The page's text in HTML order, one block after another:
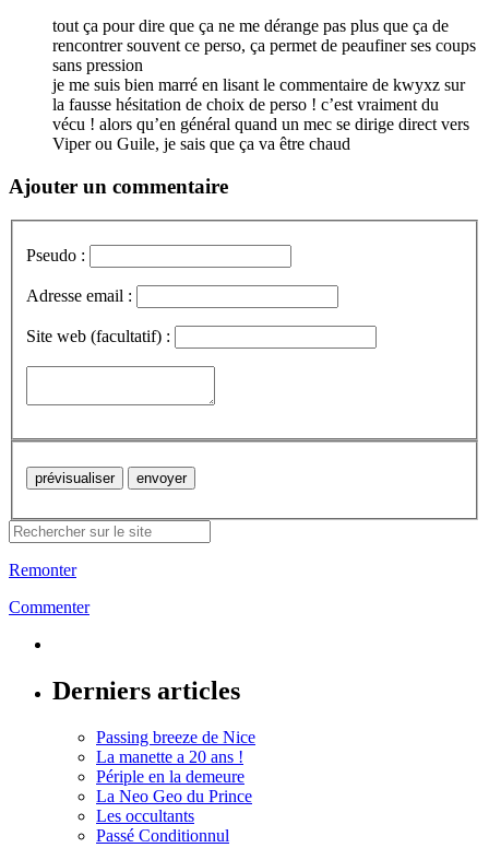
tout ça pour dire que ça ne me dérange pas plus que ça de
rencontrer souvent ce perso, ça permet de peaufiner ses coups
sans pression
je me suis bien marré en lisant le commentaire de kwyxz sur
la fausse hésitation de choix de perso ! c’est vraiment du
vécu ! alors qu’en général quand un mec se dirige direct vers
Viper ou Guile, je sais que ça va être chaud
Ajouter un commentaire
Pseudo :
Adresse email :
Site web (facultatif) :
Remonter
Commenter
Derniers articles
Passing breeze de Nice
La manette a 20 ans !
Périple en la demeure
La Neo Geo du Prince
Les occultants
Passé Conditionnul